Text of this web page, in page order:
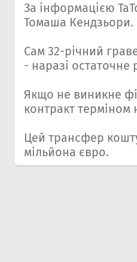
За інформацією
Томаша Кендзьори.
Сам 32-річний
- наразі остаточне
Якщо не виникне
контракт терміном
Цей трансфер
мільйона євро.